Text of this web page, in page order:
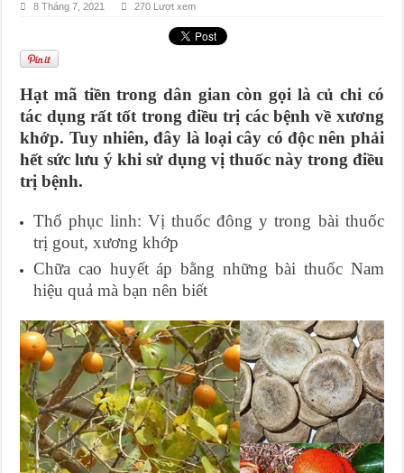
8 Tháng 7, 2021 270 Lượt xem
Hạt mã tiền trong dân gian còn gọi là củ chi có
tác dụng rất tốt trong điều trị các bệnh về xương
khớp. Tuy nhiên, đây là loại cây có độc nên phải
hết sức lưu ý khi sử dụng vị thuốc này trong điều
trị bệnh.
Thổ phục linh: Vị thuốc đông y trong bài thuốc
trị gout, xương khớp
Chữa cao huyết áp bằng những bài thuốc Nam
hiệu quả mà bạn nên biết